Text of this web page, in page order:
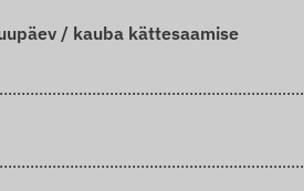
/ kauba kättesaamise